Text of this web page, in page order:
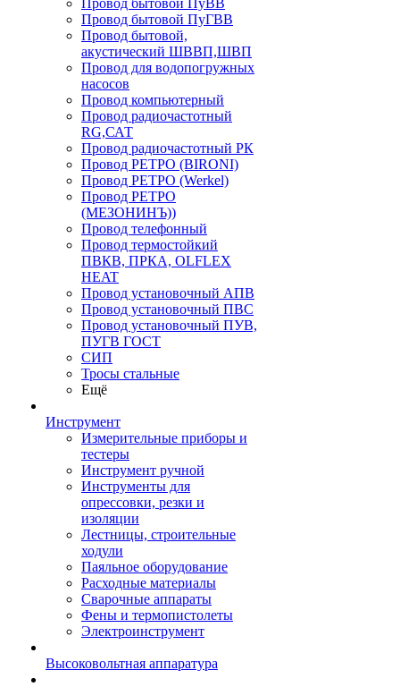
Провод бытовой ПуВВ
Провод бытовой ПуГВВ
Провод бытовой,
акустический ШВВП,ШВП
Провод для водопогружных
насосов
Провод компьютерный
Провод радиочастотный
RG,САТ
Провод радиочастотный РК
Провод РЕТРО (BIRONI)
Провод РЕТРО (Werkel)
Провод РЕТРО
(МЕЗОНИНЪ))
Провод телефонный
Провод термостойкий
ПВКВ, ПРКА, OLFLEX
HEAT
Провод установочный АПВ
Провод установочный ПВС
Провод установочный ПУВ,
ПУГВ ГОСТ
СИП
Тросы стальные
Ещё
Инструмент
Измерительные приборы и
тестеры
Инструмент ручной
Инструменты для
опрессовки, резки и
изоляции
Лестницы, строительные
ходули
Паяльное оборудование
Расходные материалы
Сварочные аппараты
Фены и термопистолеты
Электроинструмент
Высоковольтная аппаратура